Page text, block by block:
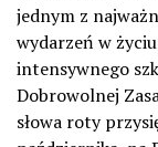
jednym z
wydarzeń w
intensywnego
Dobrowolnej
słowa roty